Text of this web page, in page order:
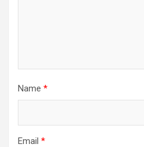
Name *
Email *